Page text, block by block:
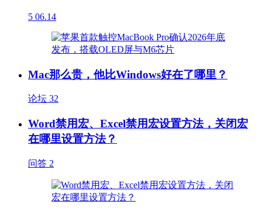
5 06.14
Mac那么贵，他比Windows好在了哪里？
论坛 32
Word禁用宏、Excel禁用宏设置方法，关闭宏
在哪里设置方法？
问答 2